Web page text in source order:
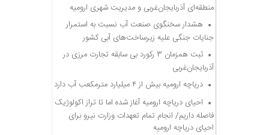
منطقه‌ای آذربایجان‌غربی و مدیریت شهری ارومیه
هشدار سخنگوی صنعت آب نسبت به استمرار
جنایات جنگی علیه زیرساخت‌های آبی کشور
ثبت همزمان ۳ رکورد بی سابقه تجارت مرزی در
آذربایجان‌غربی
دریاچه ارومیه بیش از ۴ میلیارد مترمکعب آب دارد
احیای دریاچه ارومیه آغاز شده اما تا تراز اکولوژیک
فاصله داریم/ انجام تمام تعهدات وزارت نیرو برای
احیای دریاچه ارومیه